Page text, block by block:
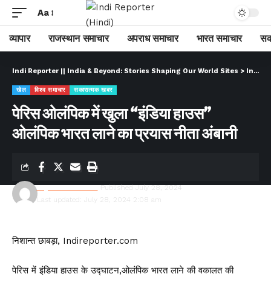
Aa
व्यापार राजस्थान समाचार अपराध समाचार भारत समाचार
Indi Reporter || India & Beyond: Stories Shaping Our World Sites > Indi Reporter (Hindi)
खेल विश्व समाचार सकारात्मक खबर
पेरिस ओलंपिक में खुला “इंडिया हाउस”
ओलंपिक भारत लाने का प्रयास नीता अंबानी
Last updated: July 28, 2024 2:08 am
Rajesh Kumawat Published July 28, 2024
निशान्त छाबड़ा, Indireporter.com
पेरिस में इंडिया हाउस के उद्घाटन,ओलंपिक भारत लाने की वकालत की